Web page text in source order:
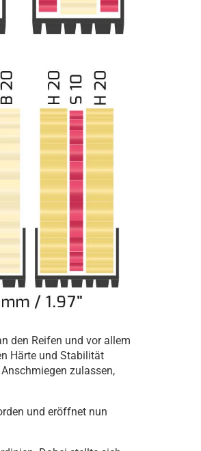
den Reifen und vor allem
Härte und Stabilität
zulassen,
und eröffnet nun